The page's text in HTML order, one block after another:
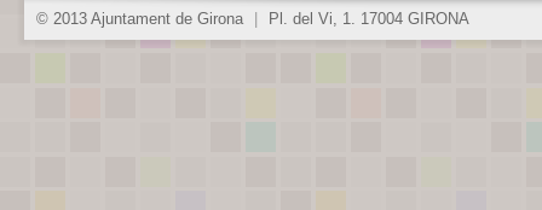
© 2013 Ajuntament de Girona Pl. del Vi, 1. 17004 GIRONA